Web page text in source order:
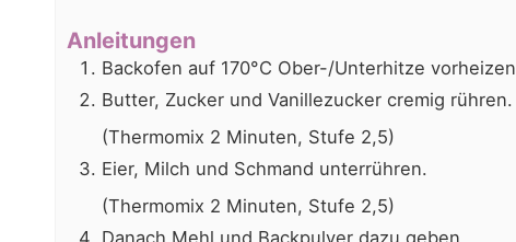
Anleitungen
Backofen auf 170°C Ober-/Unterhitze vorheizen
Butter, Zucker und Vanillezucker cremig rühren.
(Thermomix 2 Minuten, Stufe 2,5)
Eier, Milch und Schmand unterrühren.
(Thermomix 2 Minuten, Stufe 2,5)
Danach Mehl und Backpulver dazu geben.